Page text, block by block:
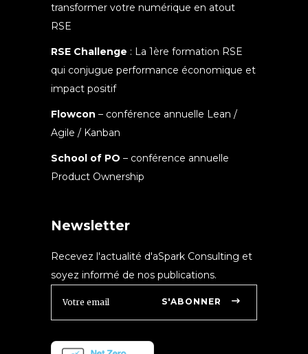
transformer votre numérique en atout
RSE
RSE Challenge : La 1ère formation RSE
qui conjugue performance économique et
impact positif
Flowcon – conférence annuelle Lean /
Agile / Kanban
School of PO – conférence annuelle
Product Ownership
Newsletter
Recevez l'actualité d'aSpark Consulting et
soyez informé de nos publications.
S'ABONNER